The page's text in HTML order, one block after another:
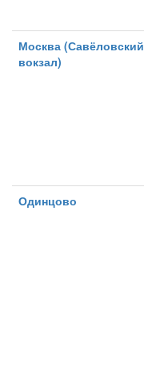
Москва (Савёловский
вокзал)
Одинцово